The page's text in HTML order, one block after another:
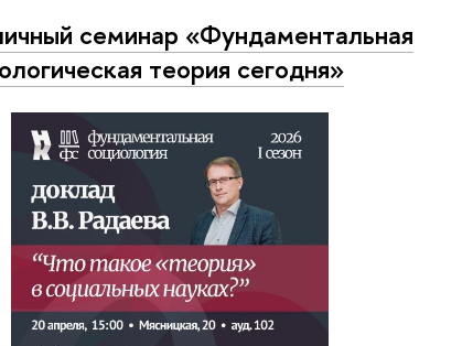
семинар «Фундаментальная
теория сегодня»